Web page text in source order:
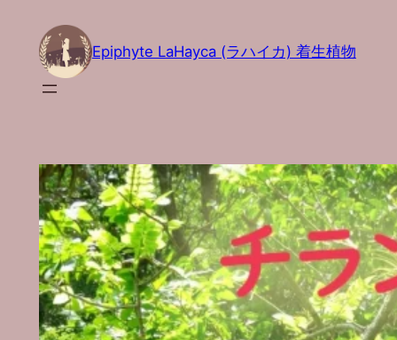
Epiphyte LaHayca (ラハイカ) 着生植物